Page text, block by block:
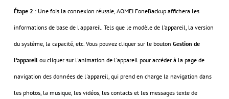
Étape 2 : Une fois la connexion réussie, AOMEI FoneBackup affichera les
informations de base de l'appareil. Tels que le modèle de l'appareil, la version
du système, la capacité, etc. Vous pouvez cliquer sur le bouton Gestion de
l'appareil ou cliquer sur l'animation de l'appareil pour accéder à la page de
navigation des données de l'appareil, qui prend en charge la navigation dans
les photos, la musique, les vidéos, les contacts et les messages texte de